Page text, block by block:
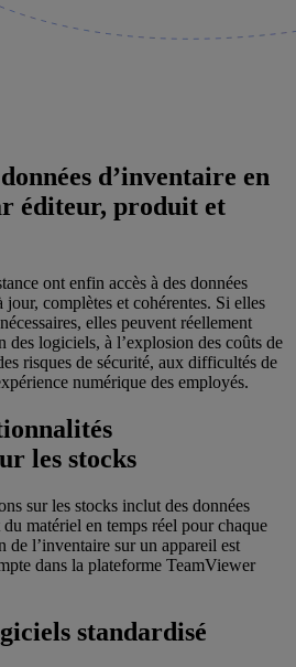
d’inventaire en
éditeur, produit et
ont enfin accès à des données
jour, complètes et cohérentes. Si elles
elles peuvent réellement
des logiciels, à l’explosion des coûts de
risques de sécurité, aux difficultés de
numérique des employés.
les stocks
sur les stocks inclut des données
matériel en temps réel pour chaque
l’inventaire sur un appareil est
dans la plateforme TeamViewer
standardisé